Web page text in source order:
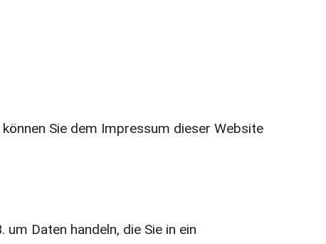
Sie dem Impressum dieser Website
Daten handeln, die Sie in ein